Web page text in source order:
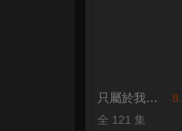
只屬於我的你(國語配音)
全 121 集